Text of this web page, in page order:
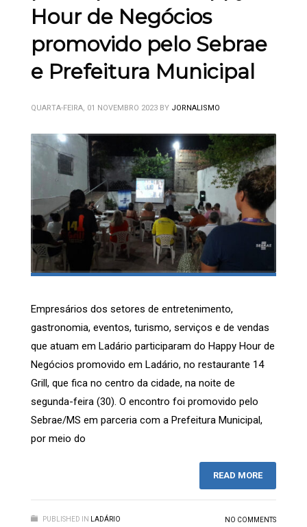
Hour de Negócios
promovido pelo Sebrae
e Prefeitura Municipal
QUARTA-FEIRA, 01 NOVEMBRO 2023 BY JORNALISMO
Empresários dos setores de entretenimento,
gastronomia, eventos, turismo, serviços e de vendas
que atuam em Ladário participaram do Happy Hour de
Negócios promovido em Ladário, no restaurante 14
Grill, que fica no centro da cidade, na noite de
segunda-feira (30). O encontro foi promovido pelo
Sebrae/MS em parceria com a Prefeitura Municipal,
por meio do
READ MORE
PUBLISHED IN LADÁRIO NO COMMENTS